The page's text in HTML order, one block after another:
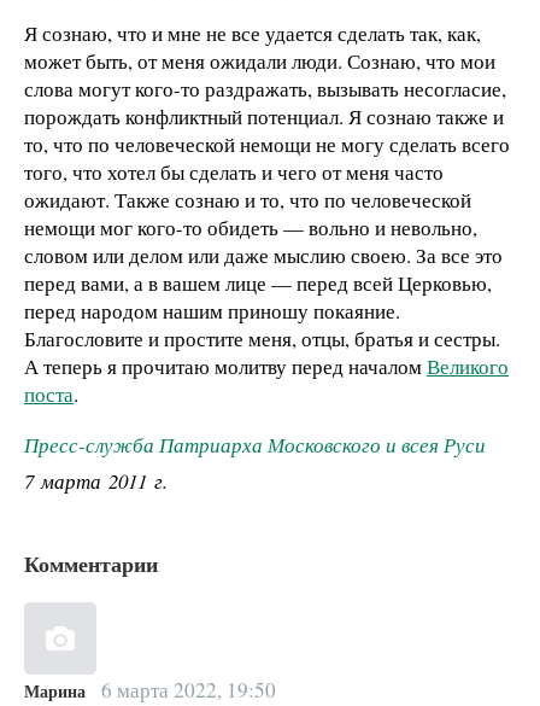
Я сознаю, что и мне не все удается сделать так, как,
может быть, от меня ожидали люди. Сознаю, что мои
слова могут кого-то раздражать, вызывать несогласие,
порождать конфликтный потенциал. Я сознаю также и
то, что по человеческой немощи не могу сделать всего
того, что хотел бы сделать и чего от меня часто
ожидают. Также сознаю и то, что по человеческой
немощи мог кого-то обидеть — вольно и невольно,
словом или делом или даже мыслию своею. За все это
перед вами, а в вашем лице — перед всей Церковью,
перед народом нашим приношу покаяние.
Благословите и простите меня, отцы, братья и сестры.
А теперь я прочитаю молитву перед началомВеликого
поста.
Пресс-служба Патриарха Московского и всея Руси
7 марта 2011 г.
Комментарии
Марина 6 марта 2022, 19:50